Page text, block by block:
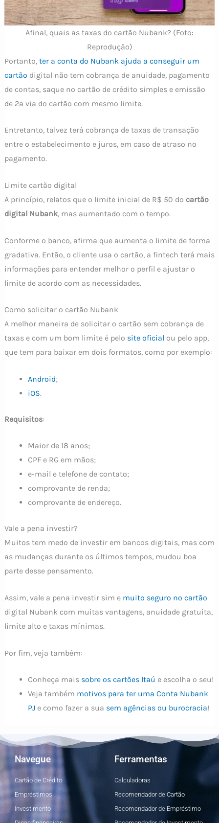
Afinal, quais as taxas do cartão Nubank? (Foto:
Reprodução)
Portanto, ter a conta do Nubank ajuda a conseguir um
cartão digital não tem cobrança de anuidade, pagamento
de contas, saque no cartão de crédito simples e emissão
de 2ª via do cartão com mesmo limite.
Entretanto, talvez terá cobrança de taxas de transação
entre o estabelecimento e juros, em caso de atraso no
pagamento.
Limite cartão digital
A princípio, relatos que o limite inicial de R$ 50 do cartão
digital Nubank, mas aumentado com o tempo.
Conforme o banco, afirma que aumenta o limite de forma
gradativa. Então, o cliente usa o cartão, a fintech terá mais
informações para entender melhor o perfil e ajustar o
limite de acordo com as necessidades.
Como solicitar o cartão Nubank
A melhor maneira de solicitar o cartão sem cobrança de
taxas e com um bom limite é pelo site oficial ou pelo app,
que tem para baixar em dois formatos, como por exemplo:
Android;
iOS.
Requisitos:
Maior de 18 anos;
CPF e RG em mãos;
e-mail e telefone de contato;
comprovante de renda;
comprovante de endereço.
Vale a pena investir?
Muitos tem medo de investir em bancos digitais, mas com
as mudanças durante os últimos tempos, mudou boa
parte desse pensamento.
Assim, vale a pena investir sim e muito seguro no cartão
digital Nubank com muitas vantagens, anuidade gratuita,
limite alto e taxas mínimas.
Por fim, veja também:
Conheça mais sobre os cartões Itaú e escolha o seu!
Veja também motivos para ter uma Conta Nubank
PJe como fazer a sua sem agências ou burocracia!
Navegue
Cartão de Crédito
Empréstimos
Investimento
Ferramentas
Calculadoras
Recomendador de Cartão
Recomendador de Empréstimo